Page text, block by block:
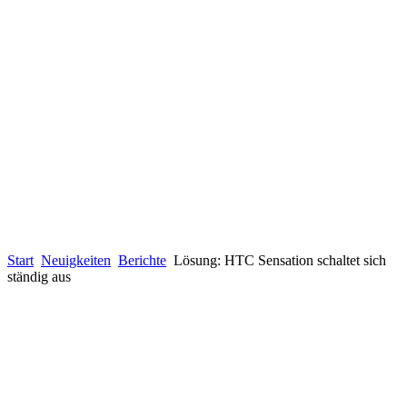
Start Neuigkeiten Berichte Lösung: HTC Sensation schaltet sich
ständig aus